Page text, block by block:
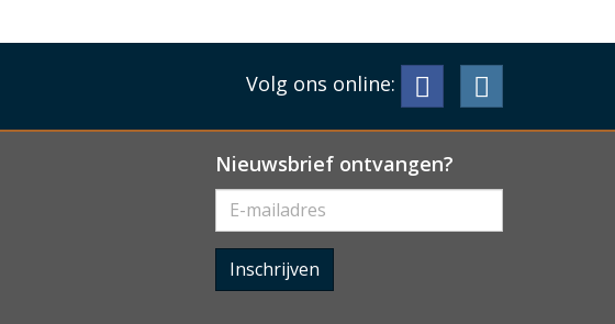
Volg ons online:
Nieuwsbrief ontvangen?
Inschrijven